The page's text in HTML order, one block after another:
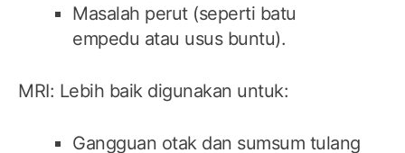
Masalah perut (seperti batu
empedu atau usus buntu).
MRI: Lebih baik digunakan untuk:
Gangguan otak dan sumsum tulang